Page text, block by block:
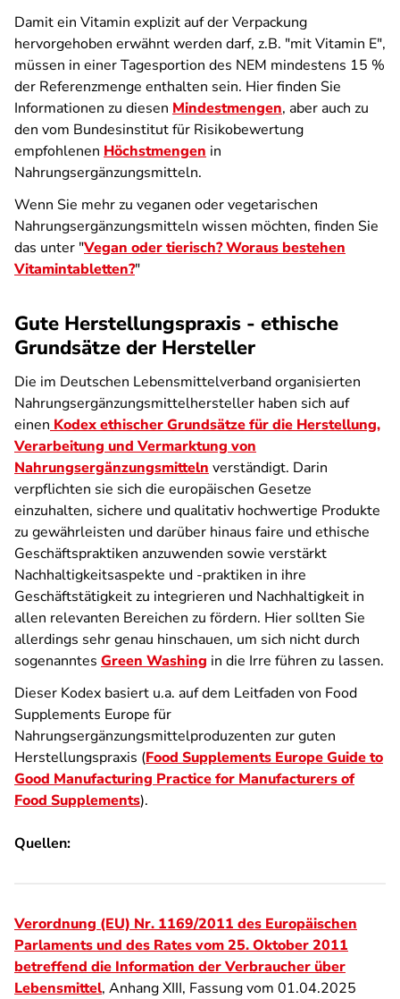
Damit ein Vitamin explizit auf der Verpackung
hervorgehoben erwähnt werden darf, z.B. "mit Vitamin E",
müssen in einer Tagesportion des NEM mindestens 15 %
der Referenzmenge enthalten sein. Hier finden Sie
Informationen zu diesen Mindestmengen, aber auch zu
den vom Bundesinstitut für Risikobewertung
empfohlenen Höchstmengen in
Nahrungsergänzungsmitteln.
Wenn Sie mehr zu veganen oder vegetarischen
Nahrungsergänzungsmitteln wissen möchten, finden Sie
das unter "Vegan oder tierisch? Woraus bestehen
Vitamintabletten?"
Gute Herstellungspraxis - ethische
Grundsätze der Hersteller
Die im Deutschen Lebensmittelverband organisierten
Nahrungsergänzungsmittelhersteller haben sich auf
einen Kodex ethischer Grundsätze für die Herstellung,
Verarbeitung und Vermarktung von
Nahrungsergänzungsmitteln verständigt. Darin
verpflichten sie sich die europäischen Gesetze
einzuhalten, sichere und qualitativ hochwertige Produkte
zu gewährleisten und darüber hinaus faire und ethische
Geschäftspraktiken anzuwenden sowie verstärkt
Nachhaltigkeitsaspekte und -praktiken in ihre
Geschäftstätigkeit zu integrieren und Nachhaltigkeit in
allen relevanten Bereichen zu fördern. Hier sollten Sie
allerdings sehr genau hinschauen, um sich nicht durch
sogenanntes Green Washing in die Irre führen zu lassen.
Dieser Kodex basiert u.a. auf dem Leitfaden von Food
Supplements Europe für
Nahrungsergänzungsmittelproduzenten zur guten
Herstellungspraxis (Food Supplements Europe Guide to
Good Manufacturing Practice for Manufacturers of
Food Supplements).
Quellen:
Verordnung (EU) Nr. 1169/2011 des Europäischen
Parlaments und des Rates vom 25. Oktober 2011
betreffend die Information der Verbraucher über
Lebensmittel, Anhang XIII, Fassung vom 01.04.2025